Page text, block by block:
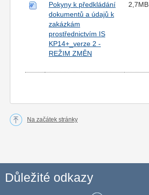
Pokyny k předkládání
dokumentů a údajů k
zakázkám
prostřednictvím IS
KP14+_verze 2 -
REŽIM ZMĚN
2,7MB
Na začátek stránky
Důležité odkazy